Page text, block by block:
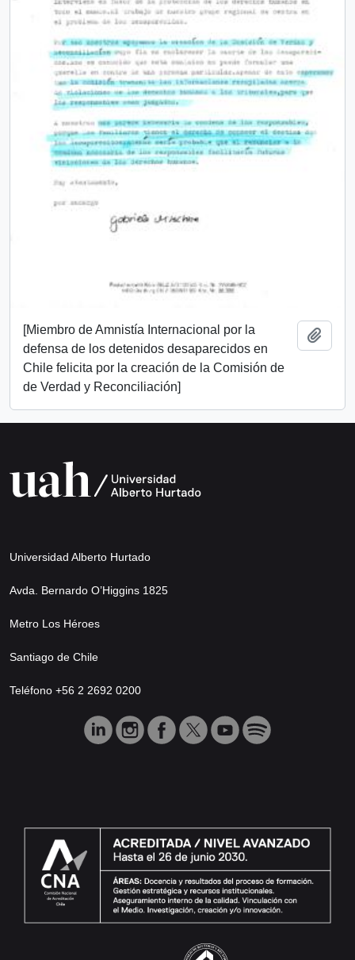
[Miembro de Amnistía Internacional por la
defensa de los detenidos desaparecidos en
Chile felicita por la creación de la Comisión de
de Verdad y Reconciliación]
Universidad Alberto Hurtado
Avda. Bernardo O’Higgins 1825
Metro Los Héroes
Santiago de Chile
Teléfono +56 2 2692 0200